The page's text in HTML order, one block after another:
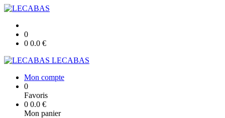
0
0 0.0 €
LECABAS
Mon compte
0
Favoris
0 0.0 €
Mon panier